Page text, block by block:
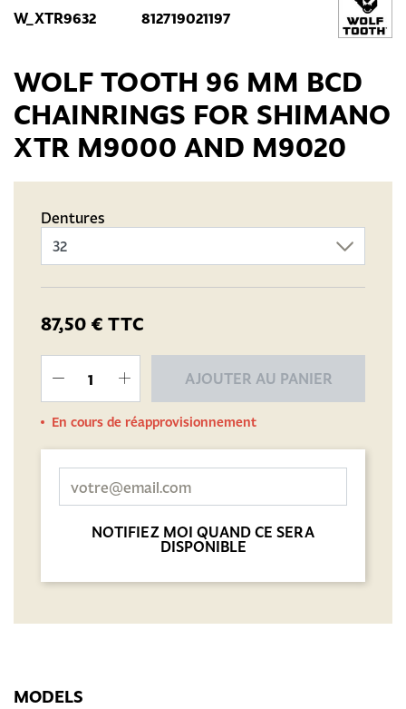
W_XTR9632 812719021197
WOLF TOOTH 96 MM BCD
CHAINRINGS FOR SHIMANO
XTR M9000 AND M9020
Dentures
87,50 € TTC
AJOUTER AU PANIER
En cours de réapprovisionnement
NOTIFIEZ MOI QUAND CE SERA
DISPONIBLE
MODELS